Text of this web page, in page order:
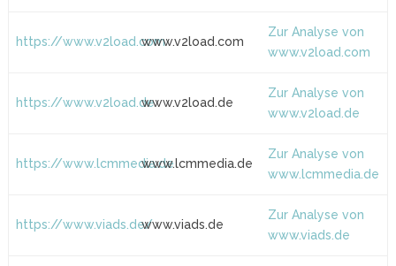
https://www.v2load.comwww.v2load.com
Zur Analyse von
www.v2load.com
https://www.v2load.dewww.v2load.de
Zur Analyse von
www.v2load.de
https://www.lcmmedia.dewww.lcmmedia.de
Zur Analyse von
www.lcmmedia.de
https://www.viads.de/www.viads.de
Zur Analyse von
www.viads.de